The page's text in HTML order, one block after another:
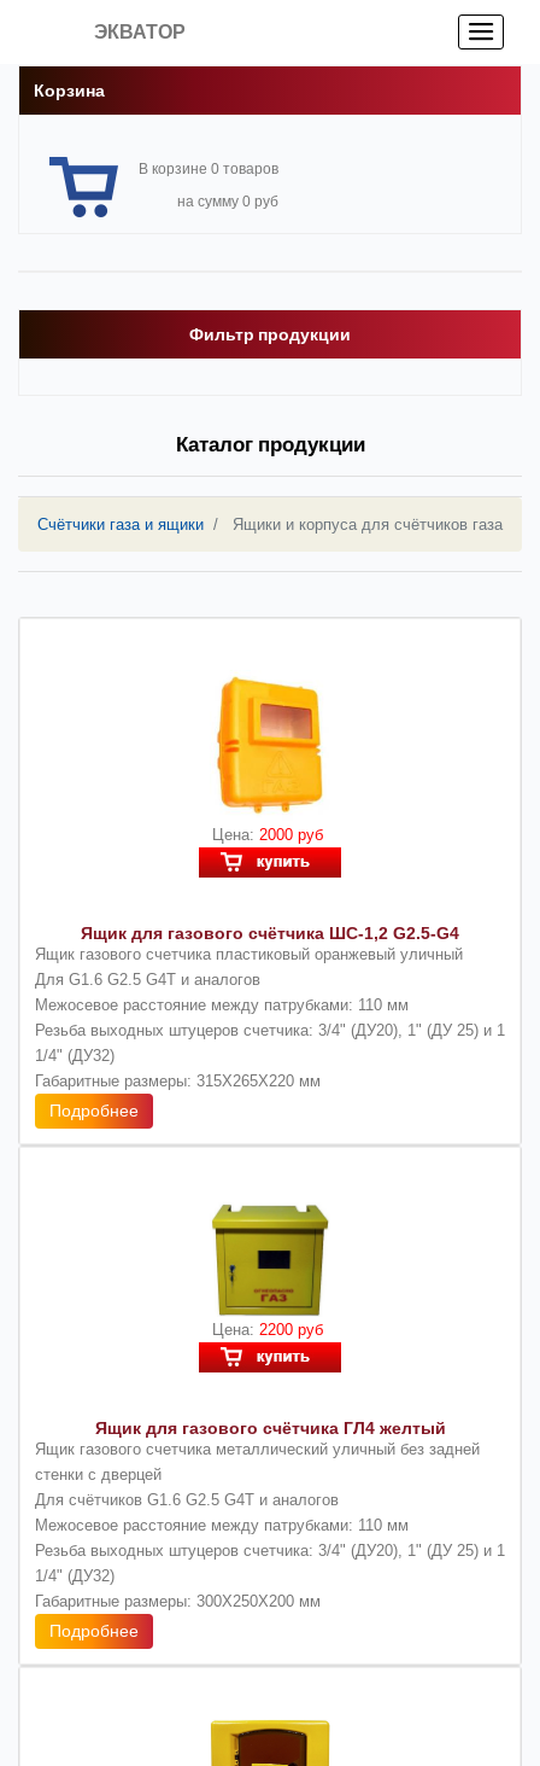
ЭКВАТОР
Корзина
В корзине 0 товаров
на сумму 0 руб
Фильтр продукции
Каталог продукции
Счётчики газа и ящики Ящики и корпуса для счётчиков газа
Цена: 2000 руб
Ящик для газового счётчика ШС-1,2 G2.5-G4
Ящик газового счетчика пластиковый оранжевый уличный
Для G1.6 G2.5 G4Т и аналогов
Межосевое расстояние между патрубками: 110 мм
Резьба выходных штуцеров счетчика: 3/4" (ДУ20), 1" (ДУ 25) и 1
1/4" (ДУ32)
Габаритные размеры: 315Х265Х220 мм
Подробнее
Цена: 2200 руб
Ящик для газового счётчика ГЛ4 желтый
Ящик газового счетчика металлический уличный без задней
стенки с дверцей
Для счётчиков G1.6 G2.5 G4Т и аналогов
Межосевое расстояние между патрубками: 110 мм
Резьба выходных штуцеров счетчика: 3/4" (ДУ20), 1" (ДУ 25) и 1
1/4" (ДУ32)
Габаритные размеры: 300Х250Х200 мм
Подробнее